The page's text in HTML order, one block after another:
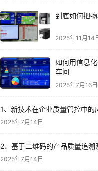
到底如何把物
2025年11月14
如何用信息
车间
2025年7月16日
1、新技术在企业质量管控中的
2025年7月14日
2、基于二维码的产品质量追溯
2025年7月14日